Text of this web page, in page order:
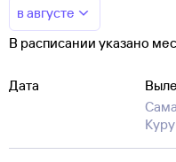
в августе
В расписании указано
Дата